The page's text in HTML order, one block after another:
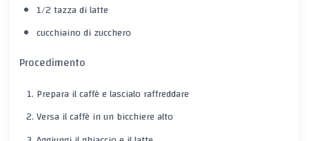
1/2 tazza di latte
cucchiaino di zucchero
Procedimento
Prepara il caffè e lascialo raffreddare
Versa il caffè in un bicchiere alto